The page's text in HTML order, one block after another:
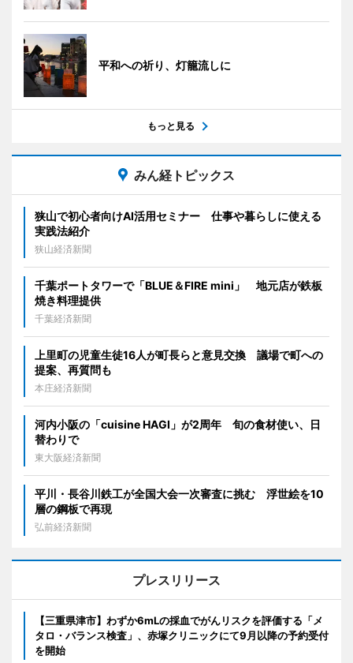
平和への祈り、灯籠流しに
もっと見る
みん経トピックス
狭山で初心者向けAI活用セミナー 仕事や暮らしに使える
実践法紹介
狭山経済新聞
千葉ポートタワーで「BLUE＆FIRE mini」 地元店が鉄板
焼き料理提供
千葉経済新聞
上里町の児童生徒16人が町長らと意見交換 議場で町への
提案、再質問も
本庄経済新聞
河内小阪の「cuisine HAGI」が2周年 旬の食材使い、日
替わりで
東大阪経済新聞
平川・長谷川鉄工が全国大会一次審査に挑む 浮世絵を10
層の鋼板で再現
弘前経済新聞
プレスリリース
【三重県津市】わずか6mLの採血でがんリスクを評価する「メ
タロ・バランス検査」、赤塚クリニックにて9月以降の予約受付
を開始